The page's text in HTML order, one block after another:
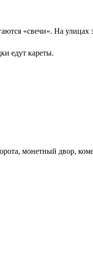
«свечи». На улицах
едут кареты.
монетный двор,